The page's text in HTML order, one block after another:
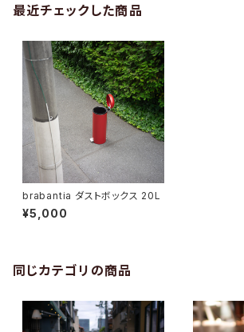
最近チェックした商品
brabantia ダストボックス 20L
¥5,000
同じカテゴリの商品